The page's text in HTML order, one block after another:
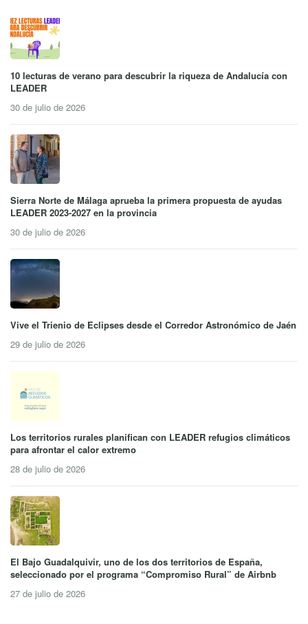
10 lecturas de verano para descubrir la riqueza de Andalucía con
LEADER
30 de julio de 2026
Sierra Norte de Málaga aprueba la primera propuesta de ayudas
LEADER 2023-2027 en la provincia
30 de julio de 2026
Vive el Trienio de Eclipses desde el Corredor Astronómico de Jaén
29 de julio de 2026
Los territorios rurales planifican con LEADER refugios climáticos
para afrontar el calor extremo
28 de julio de 2026
El Bajo Guadalquivir, uno de los dos territorios de España,
seleccionado por el programa “Compromiso Rural” de Airbnb
27 de julio de 2026